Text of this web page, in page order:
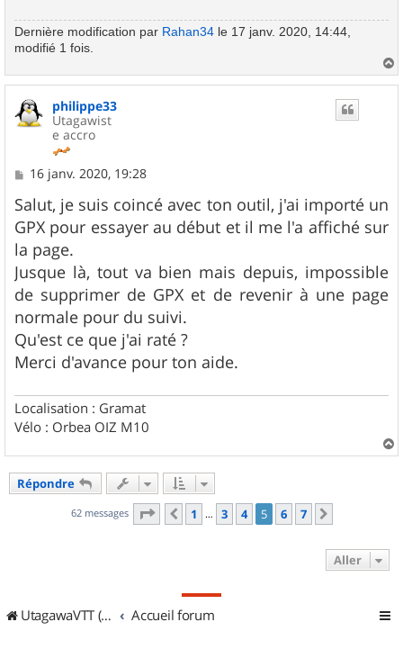
Dernière modification par Rahan34 le 17 janv. 2020, 14:44,
modifié 1 fois.
a
philippe33
Utagawist
e accro
M
s
s
a
g
e
16 janv. 2020, 19:28
Salut, je suis coincé avec ton outil, j'ai importé un
GPX pour essayer au début et il me l'a affiché sur
la page.
Jusque là, tout va bien mais depuis, impossible
de supprimer de GPX et de revenir à une page
normale pour du suivi.
Qu'est ce que j'ai raté ?
Merci d'avance pour ton aide.
Localisation : Gramat
Vélo : Orbea OIZ M10
a
Répondre
62 messages Page 5sur 7
Précédent
1 … 3 4 5 6 7
Aller
UtagawaVTT (Randos VTT et VTTAE avec traces GPS) Accueil forum